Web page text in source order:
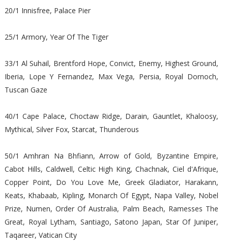
20/1 Innisfree, Palace Pier
25/1 Armory, Year Of The Tiger
33/1 Al Suhail, Brentford Hope, Convict, Enemy, Highest Ground,
Iberia, Lope Y Fernandez, Max Vega, Persia, Royal Dornoch,
Tuscan Gaze
40/1 Cape Palace, Choctaw Ridge, Darain, Gauntlet, Khaloosy,
Mythical, Silver Fox, Starcat, Thunderous
50/1 Amhran Na Bhfiann, Arrow of Gold, Byzantine Empire,
Cabot Hills, Caldwell, Celtic High King, Chachnak, Ciel d'Afrique,
Copper Point, Do You Love Me, Greek Gladiator, Harakann,
Keats, Khabaab, Kipling, Monarch Of Egypt, Napa Valley, Nobel
Prize, Numen, Order Of Australia, Palm Beach, Ramesses The
Great, Royal Lytham, Santiago, Satono Japan, Star Of Juniper,
Taqareer, Vatican City